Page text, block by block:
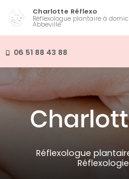
contenu
principal
06 51 88 43 88
Charlotte Réflexo
Réflexologue plantaire à domicile à
Abbeville
Réflexologue